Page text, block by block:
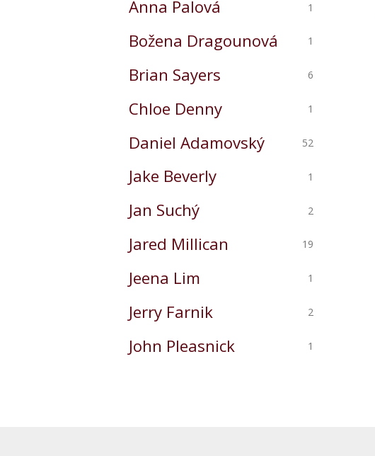
Anna Palová 1
Božena Dragounová 1
Brian Sayers 6
Chloe Denny 1
Daniel Adamovský 52
Jake Beverly 1
Jan Suchý 2
Jared Millican 19
Jeena Lim 1
Jerry Farnik 2
John Pleasnick 1